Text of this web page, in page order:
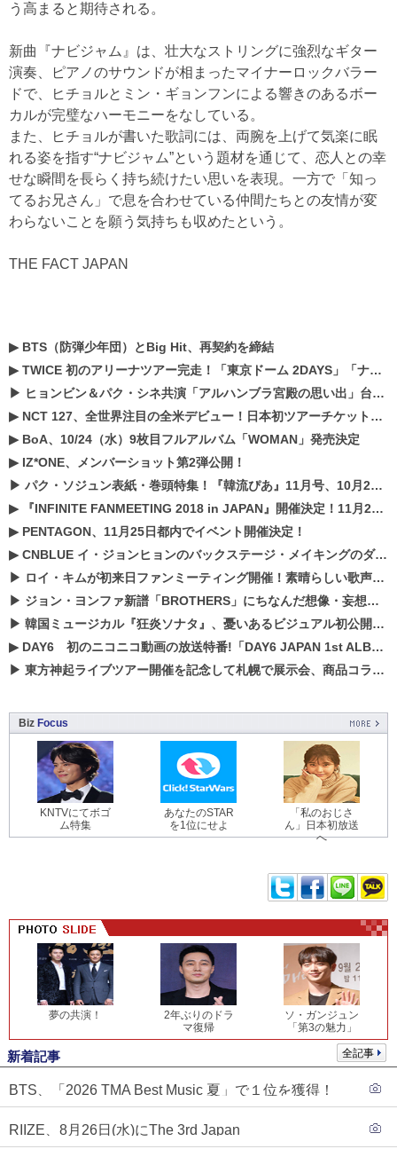
う高まると期待される。
新曲『ナビジャム』は、壮大なストリングに強烈なギター
演奏、ピアノのサウンドが相まったマイナーロックバラー
ドで、ヒチョルとミン・ギョンフンによる響きのあるボー
カルが完璧なハーモニーをなしている。
また、ヒチョルが書いた歌詞には、両腕を上げて気楽に眠
れる姿を指す“ナビジャム”という題材を通じて、恋人との幸
せな瞬間を長らく持ち続けたい思いを表現。一方で「知っ
てるお兄さん」で息を合わせている仲間たちとの友情が変
わらないことを願う気持ちも収めたという。
THE FACT JAPAN
▶ BTS（防弾少年団）とBig Hit、再契約を締結
▶TWICE 初のアリーナツアー完走！「東京ドーム 2DAYS」「ナゴヤドーム1DAY」「京セラドーム1DAY」2019年ドームツアー開催決定！！
▶ ヒョンビン＆パク・シネ共演「アルハンブラ宮殿の思い出」台本読み現場を公開
▶ NCT 127、全世界注目の全米デビュー！日本初ツアーチケットが早くもプレミア化！？
▶ BoA、10/24（水）9枚目フルアルバム「WOMAN」発売決定
▶ IZ*ONE、メンバーショット第2弾公開！
▶ パク・ソジュン表紙・巻頭特集！『韓流ぴあ』11月号、10月22日（月）発売！
▶
『INFINITE FANMEETING 2018 in JAPAN』開催決定！11月21、22日にパシフィコ横浜にて実施
▶ PENTAGON、11月25日都内でイベント開催決定！
▶CNBLUE イ・ジョンヒョンのバックステージ・メイキングのダイジェスト映像が公開！
▶ ロイ・キムが初来日ファンミーティング開催！素晴らしい歌声に癒される贅沢な時間
▶ ジョン・ヨンファ新譜「BROTHERS」にちなんだ想像・妄想企画がスタート！
▶ 韓国ミュージカル『狂炎ソナタ』、憂いある​ビジュアル初公開!! 主役リョウク、SHIN、KENらのコメントが到着！
▶ DAY6 初のニコニコ動画の放送特番!「DAY6 JAPAN 1st ALBUM「UNLOCK」発売記念 ライブ@ニコ生」を配信決定!
▶ 東方神起ライブツアー開催を記念して札幌で展示会、商品コラボが実現！！
Biz Focus
KNTVにてボゴ
ム特集
あなたのSTAR
を1位にせよ
「私のおじさ
ん」日本初放送
へ
夢の共演！
2年ぶりのドラ
マ復帰
ソ・ガンジュン
「第3の魅力」
全記事
新着記事
BTS、「2026 TMA Best Music 夏」で１位を獲得！
RIIZE、8月26日(水)にThe 3rd Japan